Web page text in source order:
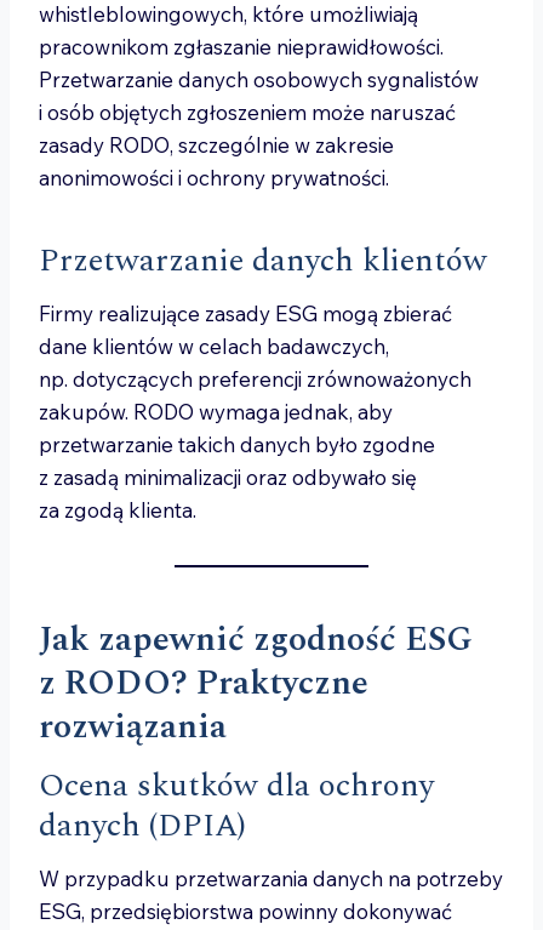
whistleblowingowych, które umożliwiają
pracownikom zgłaszanie nieprawidłowości.
Przetwarzanie danych osobowych sygnalistów
i osób objętych zgłoszeniem może naruszać
zasady RODO, szczególnie w zakresie
anonimowości i ochrony prywatności.
Przetwarzanie danych klientów
Firmy realizujące zasady ESG mogą zbierać
dane klientów w celach badawczych,
np. dotyczących preferencji zrównoważonych
zakupów. RODO wymaga jednak, aby
przetwarzanie takich danych było zgodne
z zasadą minimalizacji oraz odbywało się
za zgodą klienta.
Jak zapewnić zgodność ESG
z RODO? Praktyczne
rozwiązania
Ocena skutków dla ochrony
danych (DPIA)
W przypadku przetwarzania danych na potrzeby
ESG, przedsiębiorstwa powinny dokonywać